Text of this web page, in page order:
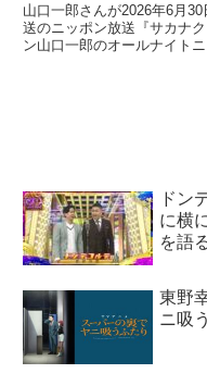
山口一郎さんが2026年6月30
送のニッポン放送『サカナク
ン山口一郎のオールナイトニ
ドン
に横
を語
東野
ニ吸